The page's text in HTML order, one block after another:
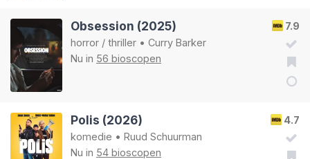
7.9
Obsession (2025)
horror / thriller • Curry Barker
Nu in 56 bioscopen
4.7
Polis (2026)
komedie • Ruud Schuurman
Nu in 54 bioscopen